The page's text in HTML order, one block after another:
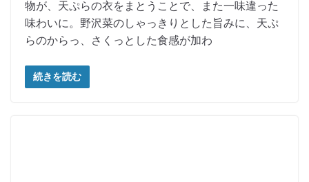
物が、天ぷらの衣をまとうことで、また一味違った
味わいに。野沢菜のしゃっきりとした旨みに、天ぷ
らのからっ、さくっとした食感が加わ
続きを読む